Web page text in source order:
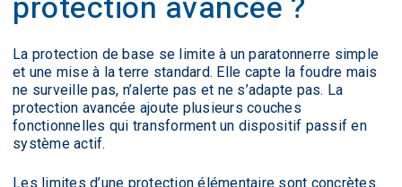
La protection de base se limite à un paratonnerre simple
et une mise à la terre standard. Elle capte la foudre mais
ne surveille pas, n’alerte pas et ne s’adapte pas. La
protection avancée ajoute plusieurs couches
fonctionnelles qui transforment un dispositif passif en
système actif.
Les limites d’une protection élémentaire sont concrètes.